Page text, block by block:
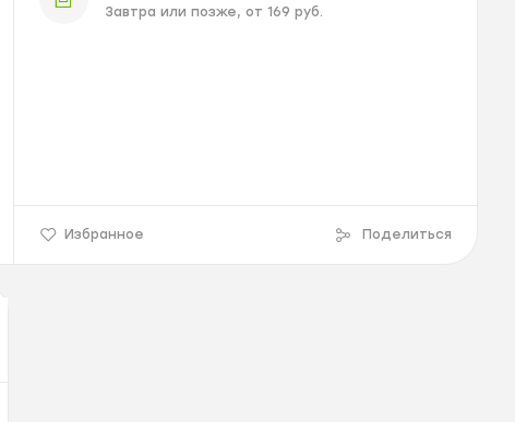
Завтра или позже, от 169 руб.
Избранное Поделиться